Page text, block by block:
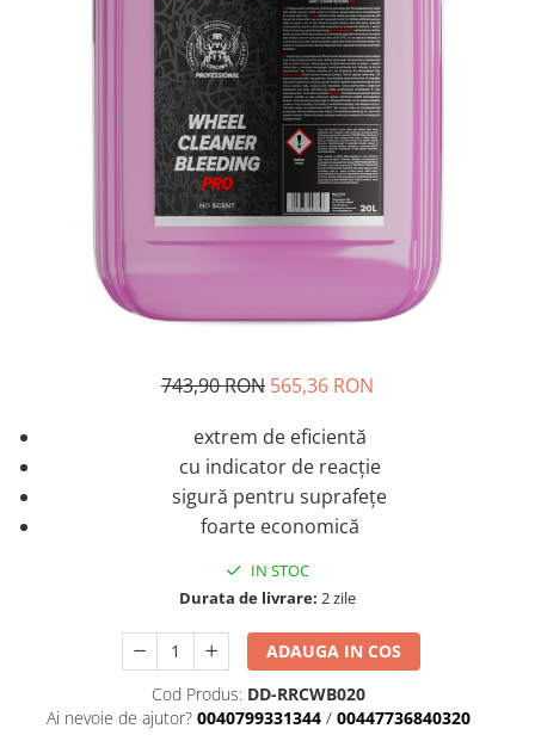
743,90 RON 565,36 RON
extrem de eficientă
cu indicator de reacție
sigură pentru suprafețe
foarte economică
IN STOC
Durata de livrare: 2 zile
ADAUGA IN COS
Cod Produs: DD-RRCWB020
Ai nevoie de ajutor? 0040799331344 / 00447736840320